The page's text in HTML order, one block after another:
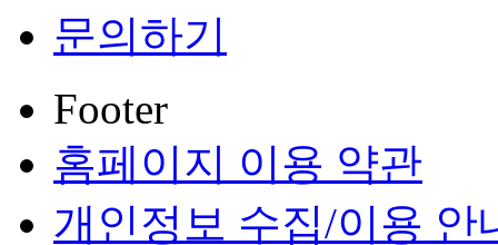
문의하기
Footer
홈페이지 이용 약관
개인정보 수집/이용 안